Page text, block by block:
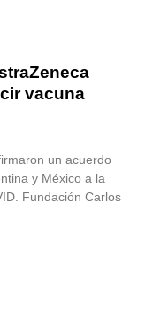
vacuna
un acuerdo
y México a la
Fundación Carlos